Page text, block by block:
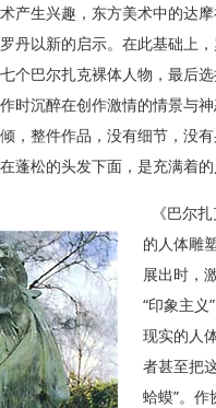
产生兴趣，东方美术中的达
丹以新的启示。在此基础上
个巴尔扎克裸体人物，最后
时沉醉在创作激情的情景与
，整件作品，没有细节，没
蓬松的头发下面，是充满着
《巴尔
的人体雕
展出时，
“印象主义
现实的人
者甚至把
蛤蟆”。